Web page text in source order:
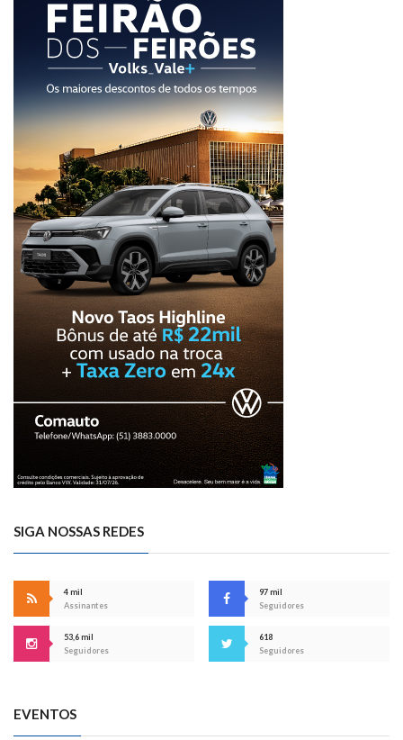
SIGA NOSSAS REDES
4 mil
Assinantes
97 mil
Seguidores
53,6 mil
Seguidores
618
Seguidores
EVENTOS